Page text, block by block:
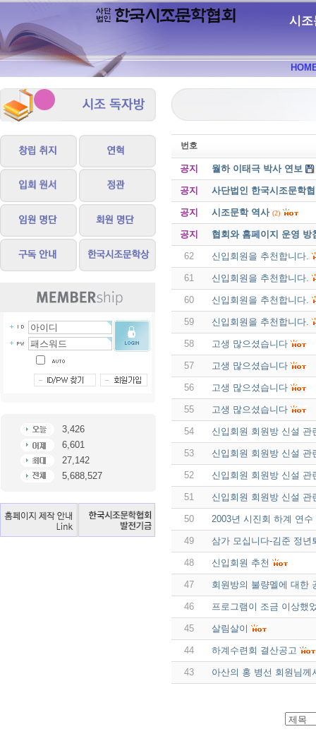
시조
3,426
6,601
27,142
5,688,527
번호
공지 월하 이태극 박사 연보
공지 사단법인 한국시조문학
공지 시조문학 역사 (2)
공지 협회와 홈페이지 운영 방
62 신입회원을 추천합니다.
61 신입회원을 추천합니다.
60 신입회원을 추천합니다.
59 신입회원을 추천합니다.
58 고생 많으셨습니다
57 고생 많으셨습니다
56 고생 많으셨습니다
55 고생 많으셨습니다
54 신입회원 회원방 신설 관
53 신입회원 회원방 신설 관
52 신입회원 회원방 신설 관
51 신입회원 회원방 신설 관
50 2003년 시진회 하계 연수
49 삼가 모십니다-김준 정년
48 신입회원 추천
47 회원방의 불량멜에 대한
46 프로그램이 조금 이상했
45 살림살이
44 하계수련회 결산공고
43 아산의 홍 병선 회원님께